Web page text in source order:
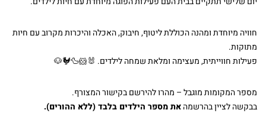
חוויה מיוחדת ומהנה הכוללת ליטוף, חיבוק, האכלה והיכרות מקרוב עם חיות
מתוקות.
פעילות חווייתית, מעצימה ומלאת שמחה לילדים. 🐰🐹🦆🐓🐶
מספר המקומות מוגבל – מהרו להירשם בקישור המצורף.
בבקשה לציין בהרשמהאת מספר הילדים בלבד (ללא ההורים).